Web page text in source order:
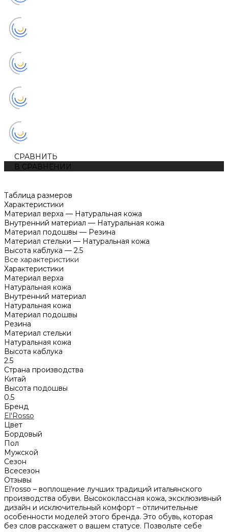
СРАВНИТЬ
В СРАВНЕНИИ
Таблица размеров
Характеристики
Материал верха — Натуральная кожа
Внутренний материал — Натуральная кожа
Материал подошвы — Резина
Материал стельки — Натуральная кожа
Высота каблука — 2.5
Все характеристики
Характеристики
Материал верха
Натуральная кожа
Внутренний материал
Натуральная кожа
Материал подошвы
Резина
Материал стельки
Натуральная кожа
Высота каблука
2.5
Страна производства
Китай
Высота подошвы
0.5
Бренд
El'Rosso
Цвет
Бордовый
Пол
Мужской
Сезон
Всесезон
Отзывы
El’rosso – воплощение лучших традиций итальянского
производства обуви. Высококлассная кожа, эксклюзивный
дизайн и исключительный комфорт – отличительные
особенности моделей этого бренда. Это обувь, которая
без слов расскажет о вашем статусе. Позвольте себе